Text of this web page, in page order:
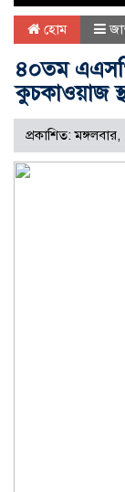
হোম
৪০তম
কুচকাওয়াজ
প্রকাশিত: